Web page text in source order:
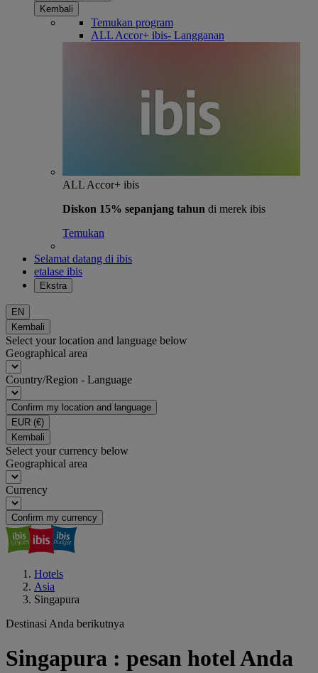
Kembali
Temukan program
ALL Accor+ ibis- Langganan
ALL Accor+ ibis
Diskon 15% sepanjang tahun di merek ibis
Temukan
Selamat datang di ibis
etalase ibis
Ekstra
EN
Kembali
Select your location and language below
Geographical area
Country/Region - Language
Confirm my location and language
EUR (€)
Kembali
Select your currency below
Geographical area
Currency
Confirm my currency
Hotels
Asia
Singapura
Destinasi Anda berikutnya
Singapura : pesan hotel Anda